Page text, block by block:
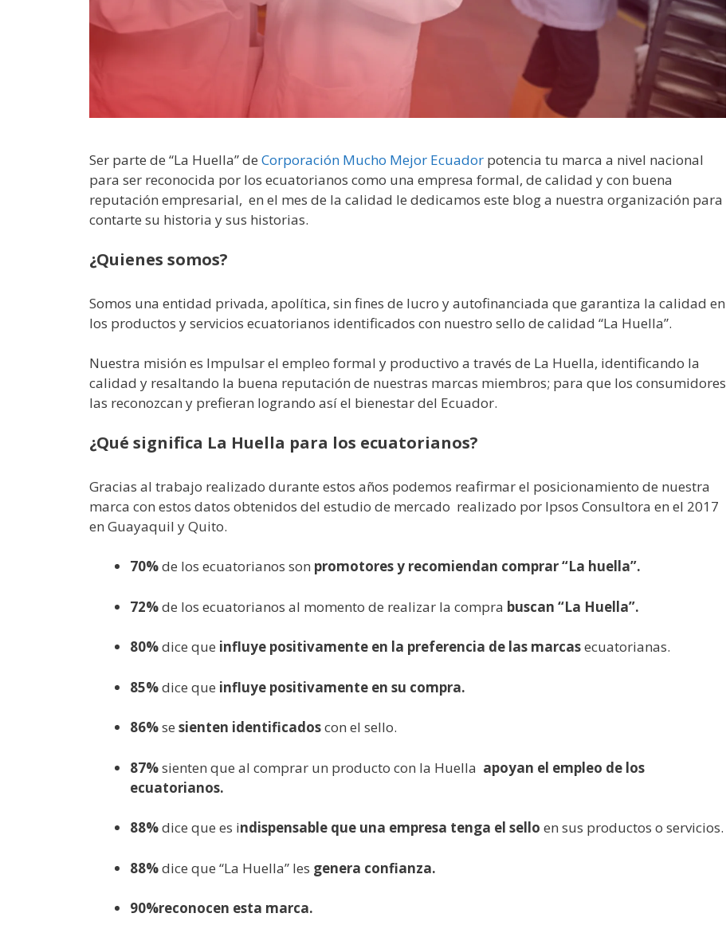
Ser parte de “La Huella” de Corporación Mucho Mejor Ecuador potencia tu marca a nivel nacional
para ser reconocida por los ecuatorianos como una empresa formal, de calidad y con buena
reputación empresarial, en el mes de la calidad le dedicamos este blog a nuestra organización para
contarte su historia y sus historias.
¿Quienes somos?
Somos una entidad privada, apolítica, sin fines de lucro y autofinanciada que garantiza la calidad en
los productos y servicios ecuatorianos identificados con nuestro sello de calidad “La Huella”.
Nuestra misión es Impulsar el empleo formal y productivo a través de La Huella, identificando la
calidad y resaltando la buena reputación de nuestras marcas miembros; para que los consumidores
las reconozcan y prefieran logrando así el bienestar del Ecuador.
¿Qué significa La Huella para los ecuatorianos?
Gracias al trabajo realizado durante estos años podemos reafirmar el posicionamiento de nuestra
marca con estos datos obtenidos del estudio de mercado realizado por Ipsos Consultora en el 2017
en Guayaquil y Quito.
70%de los ecuatorianos son promotores y recomiendan comprar “La huella”.
72%de los ecuatorianos al momento de realizar la compra buscan “La Huella”.
80%dice que influye positivamente en la preferencia de las marcasecuatorianas.
85%dice que influye positivamente en su compra.
86%se sienten identificadoscon el sello.
87%sienten que al comprar un producto con la Huella apoyan el empleo de los
ecuatorianos.
88%dice que es indispensable que una empresa tenga el sello en sus productos o servicios.
88%dice que “La Huella” les genera confianza.
90%reconocen esta marca.